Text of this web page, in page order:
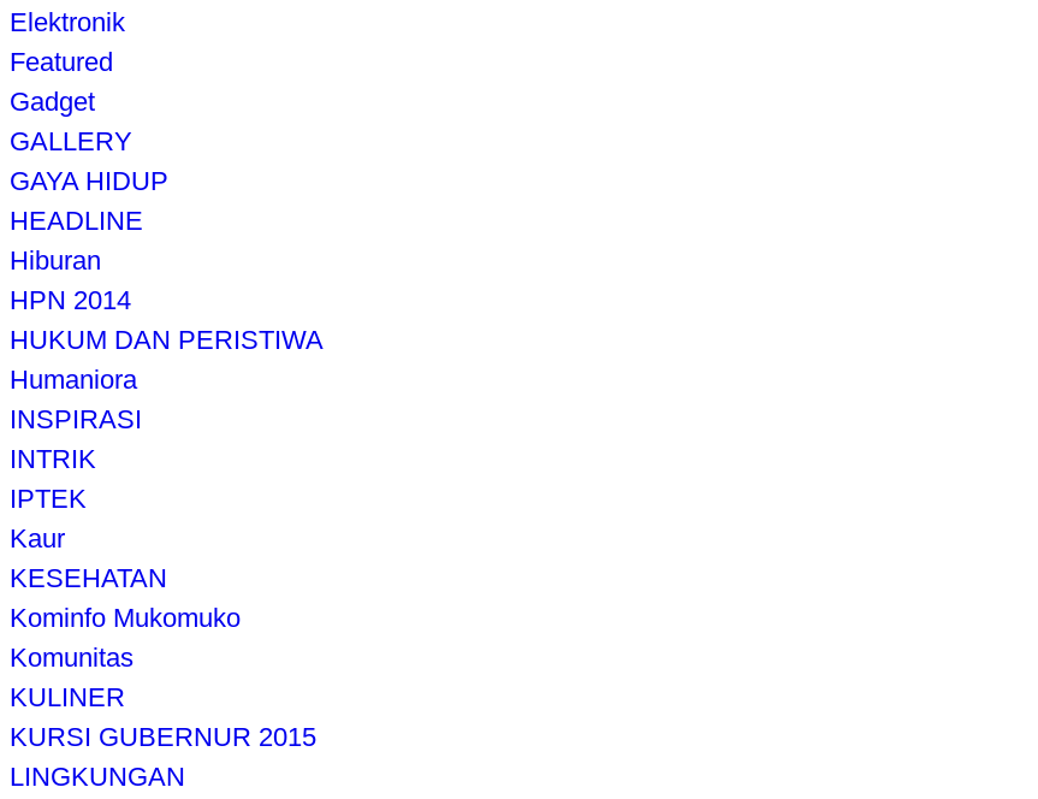
Elektronik
Featured
Gadget
GALLERY
GAYA HIDUP
HEADLINE
Hiburan
HPN 2014
HUKUM DAN PERISTIWA
Humaniora
INSPIRASI
INTRIK
IPTEK
Kaur
KESEHATAN
Kominfo Mukomuko
Komunitas
KULINER
KURSI GUBERNUR 2015
LINGKUNGAN